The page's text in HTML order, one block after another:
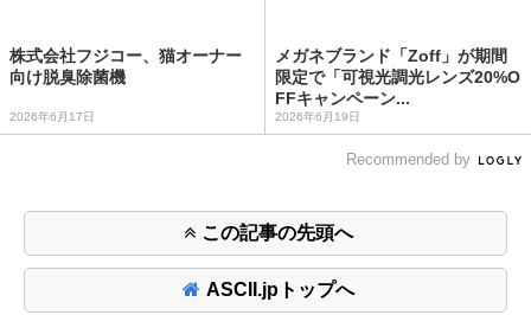
株式会社フジコー、猫オーナー
向け脱臭除菌機
2026年6月17日
メガネブランド「Zoff」が期間
限定で「可視光調光レンズ20%O
FFキャンペーン...
2026年6月19日
Recommended by
この記事の先頭へ
ASCII.jpトップへ